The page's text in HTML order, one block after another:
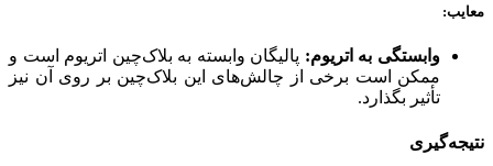
معایب:
وابستگی به اتریوم: پالیگان وابسته به بلاک‌چین اتریوم است و
ممکن است برخی از چالش‌های این بلاک‌چین بر روی آن نیز
تأثیر بگذارد.
نتیجه‌گیری